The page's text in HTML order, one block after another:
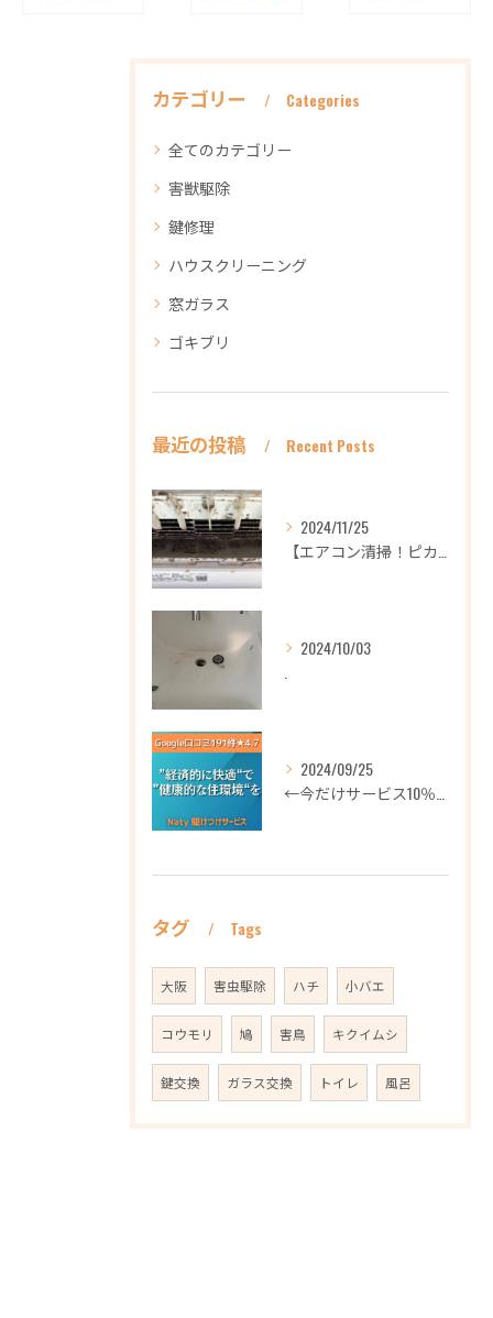
カテゴリー Categories
全てのカテゴリー
害獣駆除
鍵修理
ハウスクリーニング
窓ガラス
ゴキブリ
最近の投稿 Recent Posts
2024/11/25
2024/10/03
2024/09/25
タグ Tags
大阪 害虫駆除 ハチ 小バエ
コウモリ 鳩 害鳥 キクイムシ
鍵交換 ガラス交換 トイレ 風呂